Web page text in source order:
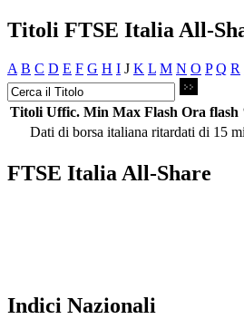
Titoli FTSE Italia All-
A B C D E F G H I J K L M N O P Q R
Titoli Uffic. Min Max Flash Ora flash
Dati di borsa italiana ritardati di 15
FTSE Italia All-Share
Indici Nazionali